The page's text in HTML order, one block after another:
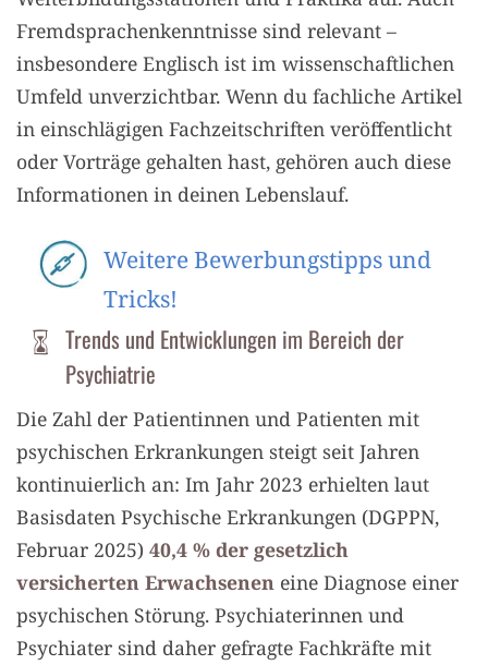
Fremdsprachenkenntnisse sind relevant –
insbesondere Englisch ist im wissenschaftlichen
Umfeld unverzichtbar. Wenn du fachliche Artikel
in einschlägigen Fachzeitschriften veröffentlicht
oder Vorträge gehalten hast, gehören auch diese
Informationen in deinen Lebenslauf.
Weitere Bewerbungstipps und
Tricks!
Trends und Entwicklungen im Bereich der
Psychiatrie
Die Zahl der Patientinnen und Patienten mit
psychischen Erkrankungen steigt seit Jahren
kontinuierlich an: Im Jahr 2023 erhielten laut
Basisdaten Psychische Erkrankungen (DGPPN,
Februar 2025) 40,4 % der gesetzlich
versicherten Erwachsenen eine Diagnose einer
psychischen Störung. Psychiaterinnen und
Psychiater sind daher gefragte Fachkräfte mit